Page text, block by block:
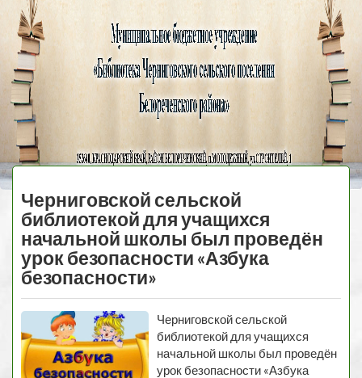
Черниговская
библиотека
МЕНЮ
Черниговской сельской
библиотекой для учащихся
начальной школы был проведён
урок безопасности «Азбука
безопасности»
Черниговской сельской
библиотекой для учащихся
начальной школы был проведён
урок безопасности «Азбука